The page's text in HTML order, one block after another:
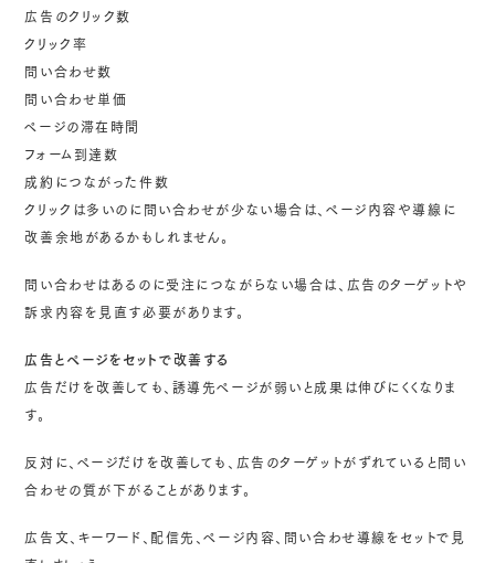
広告のクリック数
クリック率
問い合わせ数
問い合わせ単価
ページの滞在時間
フォーム到達数
成約につながった件数
クリックは多いのに問い合わせが少ない場合は、ページ内容や導線に
改善余地があるかもしれません。
問い合わせはあるのに受注につながらない場合は、広告のターゲットや
訴求内容を見直す必要があります。
広告とページをセットで改善する
広告だけを改善しても、誘導先ページが弱いと成果は伸びにくくなりま
す。
反対に、ページだけを改善しても、広告のターゲットがずれていると問い
合わせの質が下がることがあります。
広告文、キーワード、配信先、ページ内容、問い合わせ導線をセットで見